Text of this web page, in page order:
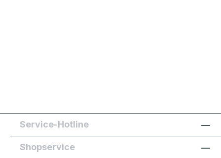
Service-Hotline
Shopservice